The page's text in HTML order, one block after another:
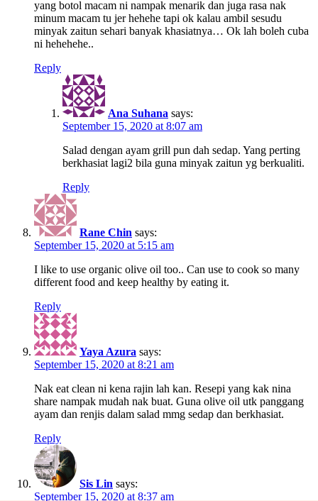
yang botol macam ni nampak menarik dan juga rasa nak
minum macam tu jer hehehe tapi ok kalau ambil sesudu
minyak zaitun sehari banyak khasiatnya… Ok lah boleh cuba
ni hehehehe..
Reply
Ana Suhana says:
September 15, 2020 at 8:07 am
Salad dengan ayam grill pun dah sedap. Yang perting
berkhasiat lagi2 bila guna minyak zaitun yg berkualiti.
Reply
Rane Chin says:
September 15, 2020 at 5:15 am
I like to use organic olive oil too.. Can use to cook so many
different food and keep healthy by eating it.
Reply
Yaya Azura says:
September 15, 2020 at 8:21 am
Nak eat clean ni kena rajin lah kan. Resepi yang kak nina
share nampak mudah nak buat. Guna olive oil utk panggang
ayam dan renjis dalam salad mmg sedap dan berkhasiat.
Reply
Sis Lin says:
September 15, 2020 at 8:37 am